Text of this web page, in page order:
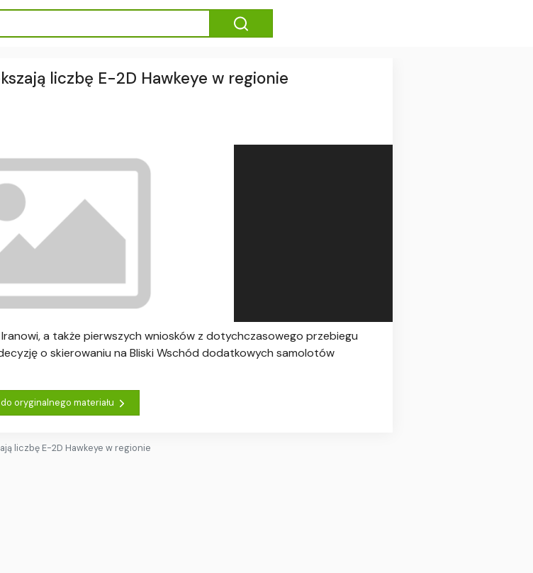
liczbę E-2D Hawkeye w regionie
a także pierwszych wniosków z dotychczasowego przebiegu
o skierowaniu na Bliski Wschód dodatkowych samolotów
oryginalnego materiału
liczbę E-2D Hawkeye w regionie